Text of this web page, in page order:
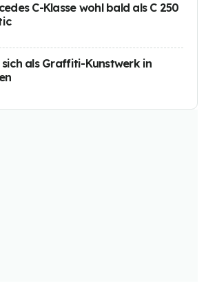
C-Klasse wohl bald als C 250
als Graffiti-Kunstwerk in